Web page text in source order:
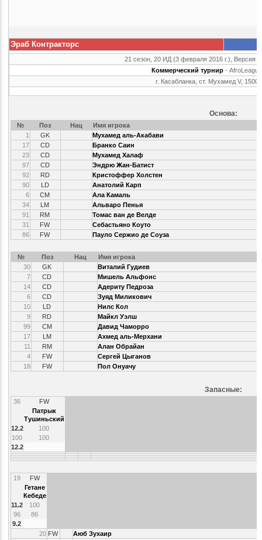
Эраб Контракторс
21 сезон, 20 ИД (3 февраля 2016 г.), Версия
Коммерческий турнир-
г. Касабланка, ст. Мухамед V,
Основа:
№ Поз Нац
Имя игрока
1
GK
Мухамед аль-Акабави
17
CD
Бранко Саин
23
CD
Мухамед Халаф
97
CD
Эндрю Жан-Батист
92
RD
Кристоффер Холстен
90
LD
Анатолий Карп
6
CM
Ала Камаль
34
LM
Альваро Пенья
91
RM
Томас ван де Велде
31
FW
Себастьяно Коуто
86
FW Пауло Сержио де Соуза
№ Поз Нац
Имя игрока
30
GK
Виталий Гудиев
7
CD
Мишель Альфонс
14
CD
Адериту Педроза
6
CD
Зуяд Миликович
10
LD
Нилс Кол
9
RD
Майкл Уэлш
99
CM
Давид Чаморро
17
LM
Ахмед аль-Мерхани
11
RM
Алан Обрайан
4
FW
Сергей Цыганов
18
FW Пол Онуачу
Запасные:
36
FW
Патрык
Тушиньский
12.2
100
100
100
12.2
19
FW
Гетане
Кебеде
11.2
100
96
86
9.2
20 FW
Аюб Зухаир